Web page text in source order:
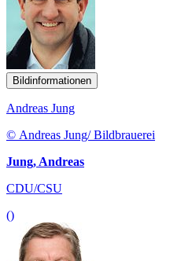
Bildinformationen
Andreas Jung
© Andreas Jung/ Bildbrauerei
Jung, Andreas
CDU/CSU
()